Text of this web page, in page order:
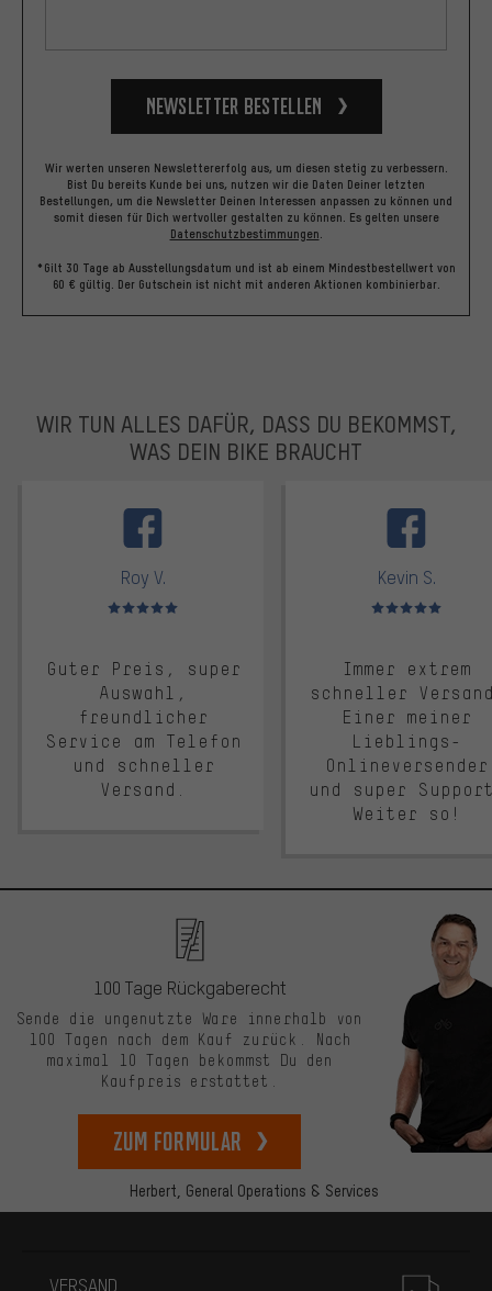
Newsletter bestellen
Wir werten unseren Newslettererfolg aus, um diesen stetig zu verbessern.
Bist Du bereits Kunde bei uns, nutzen wir die Daten Deiner letzten
Bestellungen, um die Newsletter Deinen Interessen anpassen zu können und
somit diesen für Dich wertvoller gestalten zu können. Es gelten unsere
Datenschutzbestimmungen.
*Gilt 30 Tage ab Ausstellungsdatum und ist ab einem Mindestbestellwert von
60 € gültig. Der Gutschein ist nicht mit anderen Aktionen kombinierbar.
WIR TUN ALLES DAFÜR, DASS DU BEKOMMST,
WAS DEIN BIKE BRAUCHT
Roy V.
Bewertungen: 5 von 5
Guter Preis, super
Auswahl,
freundlicher
Service am Telefon
und schneller
Versand.
Kevin S.
Bewertungen: 5 von 5
Immer extrem
schneller
Einer meiner
Lieblings-
Onlineversender
und super
Weiter so!
Herbert, General Operations & Services
100 Tage Rückgaberecht
Sende die ungenutzte Ware innerhalb von
100 Tagen nach dem Kauf zurück. Nach
maximal 10 Tagen bekommst Du den
Kaufpreis erstattet.
zum Formular
VERSAND